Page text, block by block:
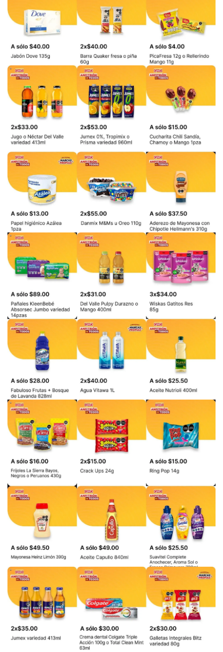
PUBLICIDAD
PUBLICIDAD
PUBLICIDAD
PUBLICIDAD